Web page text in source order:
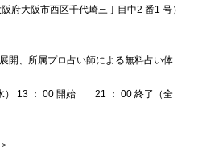
府大阪市西区千代崎三丁目中2 番1 号）
、所属プロ占い師による無料占い体
） 13 ： 00 開始 21 ： 00 終了（全